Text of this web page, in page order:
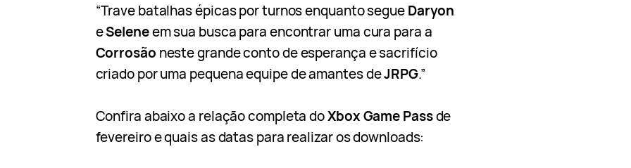
“Trave batalhas épicas por turnos enquanto segueDaryon
eSeleneem sua busca para encontrar uma cura para a
Corrosão neste grande conto de esperança e sacrifício
criado por uma pequena equipe de amantes deJRPG.”
Confira abaixo a relação completa doXbox Game Passde
fevereiro e quais as datas para realizar os downloads: